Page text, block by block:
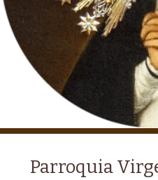
Parroquia